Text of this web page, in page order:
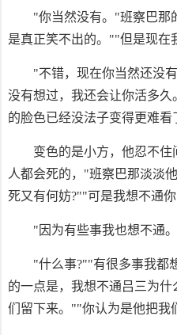
"你当然没有。"班察巴那
是真正笑不出的。""但是现在
"不错，现在你当然还没
没有想过，我还会让你活多
的脸色已经没法子变得更难看
变色的是小方，他忍不
人都会死的，"班察巴那淡淡
死又有何妨?""可是我想不通
"因为有些事我也想不通
"什么事?""有很多事我都
的一点是，我想不通吕三为
们留下来。""你认为是他把我